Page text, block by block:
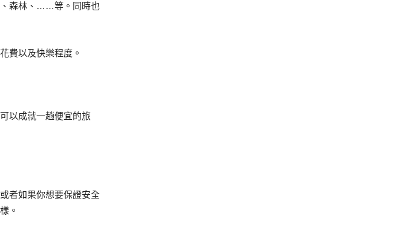
、森林、……等。同時也
費以及快樂程度。
以成就一趟便宜的旅
者如果你想要保證安全
。